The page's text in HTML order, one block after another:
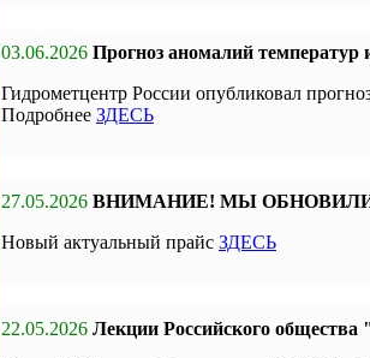
03.06.2026 Прогноз аномалий температур
Гидрометцентр России опубликовал
Подробнее ЗДЕСЬ
27.05.2026 ВНИМАНИЕ! МЫ
Новый актуальный прайс ЗДЕСЬ
22.05.2026 Лекции Российского